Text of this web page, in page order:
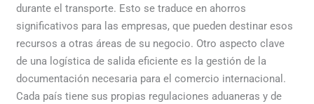
durante el transporte. Esto se traduce en ahorros
significativos para las empresas, que pueden destinar esos
recursos a otras áreas de su negocio. Otro aspecto clave
de una logística de salida eficiente es la gestión de la
documentación necesaria para el comercio internacional.
Cada país tiene sus propias regulaciones aduaneras y de